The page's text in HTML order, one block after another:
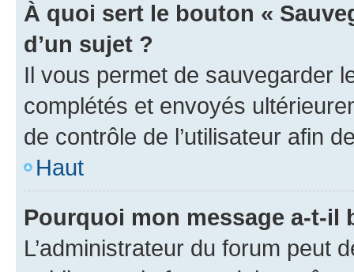
À quoi sert le bouton «
d’un sujet ?
Il vous permet de sauvegarder
complétés et envoyés
de contrôle de l’utilisateur afin
Haut
Pourquoi mon message a-t-il
L’administrateur du forum peut